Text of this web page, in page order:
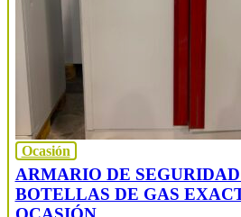
Ocasión
ARMARIO DE
BOTELLAS DE GAS